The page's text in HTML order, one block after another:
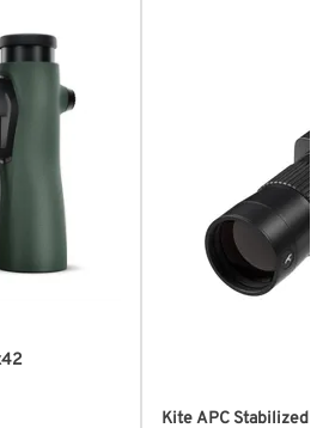
Kite APC Stabilized